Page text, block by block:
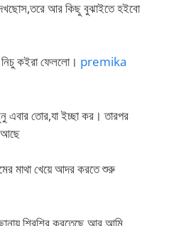
আর কিছু বুঝাইতে হইবো
নিচু কইরা ফেললো। premika
এবার তোর,যা ইচ্ছা কর। তারপর
আছে
মাথা খেয়ে আদর করতে শুরু